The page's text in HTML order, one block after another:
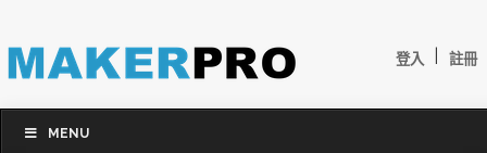
登入 註冊
MENU